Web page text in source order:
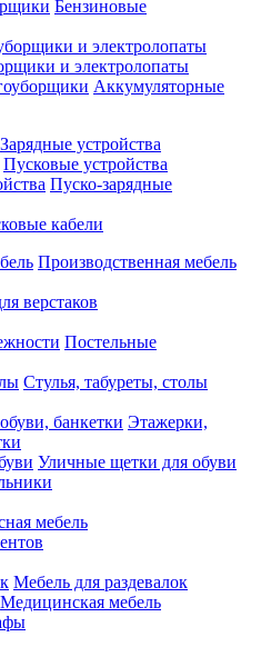
Бензиновые
и электролопаты
Аккумуляторные
Зарядные устройства
Пусковые устройства
Пуско-зарядные
кабели
Производственная мебель
верстаков
Постельные
Стулья, табуреты, столы
Этажерки,
Уличные щетки для обуви
мебель
Мебель для раздевалок
Медицинская мебель